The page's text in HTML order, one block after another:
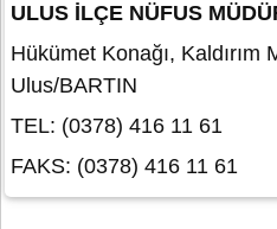
ULUS İLÇE NÜFUS
Hükümet Konağı,
Ulus/BARTIN
TEL: (0378) 416 11 61
FAKS: (0378) 416 11 61